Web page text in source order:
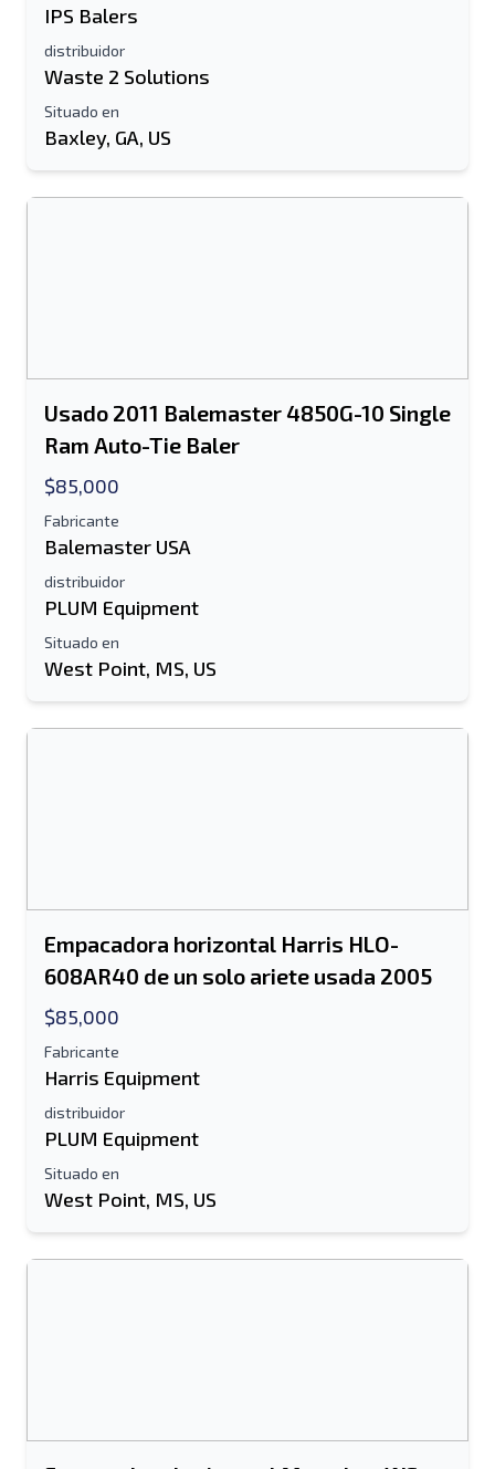
IPS Balers
distribuidor
Waste 2 Solutions
Situado en
Baxley, GA, US
Usado 2011 Balemaster 4850G-10 Single
Ram Auto-Tie Baler
$85,000
Fabricante
Balemaster USA
distribuidor
PLUM Equipment
Situado en
West Point, MS, US
Empacadora horizontal Harris HLO-
608AR40 de un solo ariete usada 2005
$85,000
Fabricante
Harris Equipment
distribuidor
PLUM Equipment
Situado en
West Point, MS, US